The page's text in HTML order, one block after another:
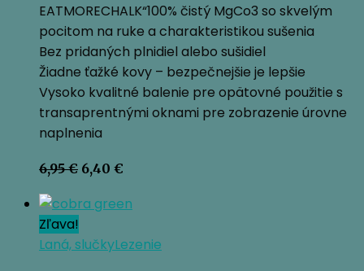
EATMORECHALK“100% čistý MgCo3 so skvelým
pocitom na ruke a charakteristikou sušenia
Bez pridaných plnidiel alebo sušidiel
Žiadne ťažké kovy – bezpečnejšie je lepšie
Vysoko kvalitné balenie pre opätovné použitie s
transaprentnými oknami pre zobrazenie úrovne
naplnenia
6,95€ Pôvodná
bola:
6,95 €.
6,40 €
je:
Zľava!
Laná, slučkyLezenie